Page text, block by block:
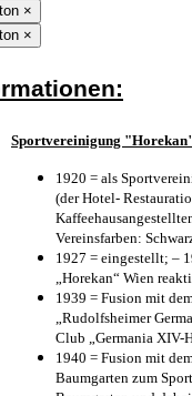
×
×
Sportvereinigung
1920 = als
(der Hotel-
Vereinsfarben:
1927 = eingestellt; –
„Horekan“ Wien
1939 = Fusion mit
„Rudolfsheimer
Club „Germania XIV-
1940 = Fusion mit
Baumgarten zum